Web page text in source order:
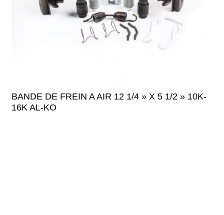
BANDE DE FREIN A AIR 12 1/4 » X 5 1/2 » 10K-
16K AL-KO